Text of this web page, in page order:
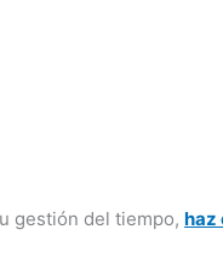
gestión del tiempo,haz